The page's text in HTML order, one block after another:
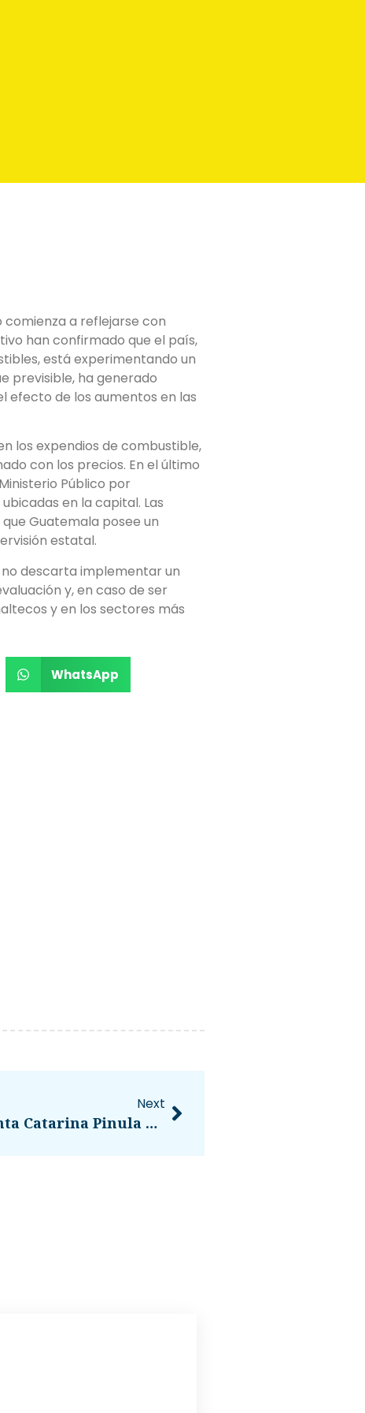
a reflejarse con
han confirmado que el país,
está experimentando un
previsible, ha generado
efecto de los aumentos en las
los expendios de combustible,
con los precios. En el último
Público por
en la capital. Las
Guatemala posee un
estatal.
descarta implementar un
y, en caso de ser
y en los sectores más
WhatsApp
Next
Pelea Entre Conductores En Santa Catarina Pinula Sorprende A Transeúntes